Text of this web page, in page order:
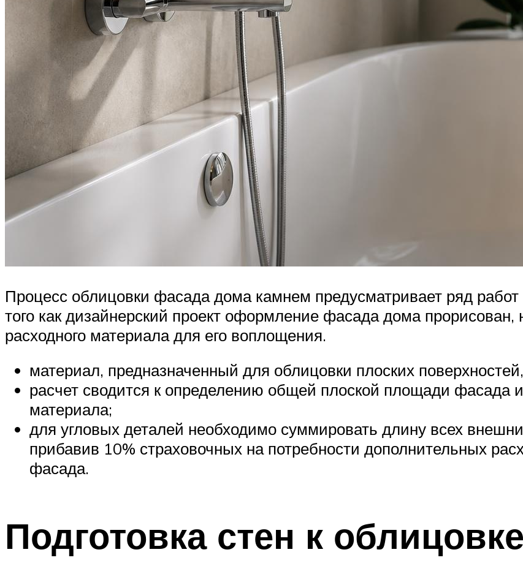
Процесс облицовки фасада дома камнем предусматривает ряд
того как дизайнерский проект оформление фасада дома прорисован,
расходного материала для его воплощения.
материал, предназначенный для облицовки плоских
расчет сводится к определению общей плоской площади фасада
материала;
для угловых деталей необходимо суммировать длину всех
прибавив 10% страховочных на потребности дополнительных
фасада.
Подготовка стен к облицовке